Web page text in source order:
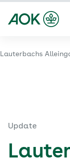
Lauterbachs
Update